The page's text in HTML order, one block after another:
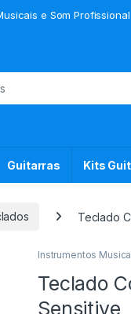
e Som Profissional
Guitarras Kits
Teclado
Instrumentos
Teclado
Sensitive